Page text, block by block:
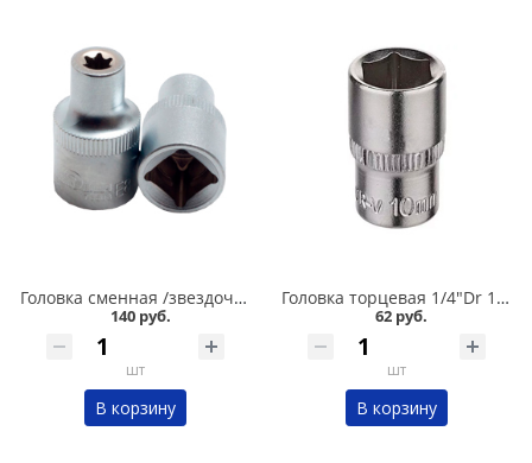
Головка сменная /звездочка/ Е8/1/2 Сервис ключ в Кургане
140 руб.
шт
В корзину
Головка торцевая 1/4"Dr 10 мм OBERKRAFT для трещетки в Кургане
62 руб.
шт
В корзину